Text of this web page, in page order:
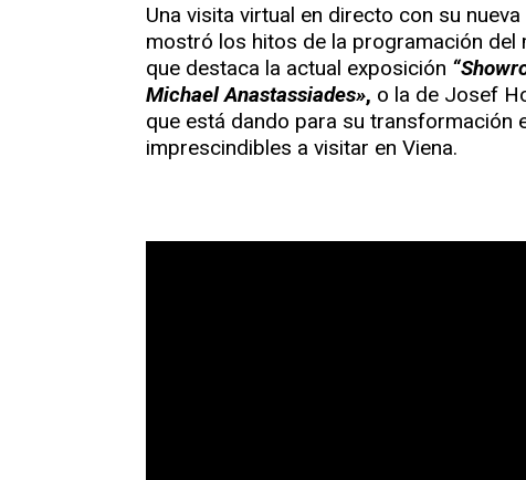
Una visita virtual en directo con su
mostró los hitos de la programación
que destaca la actual exposición
Michael Anastassiades», o la de Josef
que está dando para su transformación
imprescindibles a visitar en Viena.